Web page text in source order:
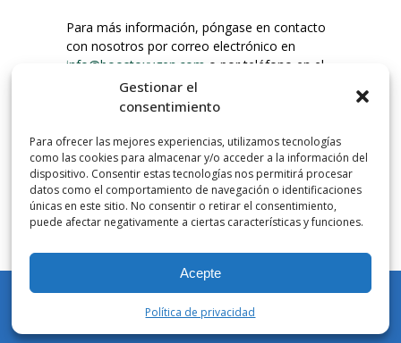
Gestionar el
consentimiento
Para ofrecer las mejores experiencias, utilizamos tecnologías
como las cookies para almacenar y/o acceder a la información del
dispositivo. Consentir estas tecnologías nos permitirá procesar
datos como el comportamiento de navegación o identificaciones
únicas en este sitio. No consentir o retirar el consentimiento,
puede afectar negativamente a ciertas características y funciones.
Acepte
Política de privacidad
Para más información, póngase en contacto
con nosotros por correo electrónico en
info@boostoxygen.com o por teléfono en el
203.331.8100.
INSTRUCCIONES DE USO
Colocar hasta la boca, presionar firmemente
el botón e inhalar. Coloque la mascarilla
debajo de la nariz y sobre la boca. Presione el
gatillo hacia abajo para activar el flujo. Inspire
por la boca.
NÚMERO DE INHALACIONES
Los botes de bolsillo Boost Oxygen contienen
más de 3 litros de oxígeno respirable de
Aviator. Esto equivale a aproximadamente 60